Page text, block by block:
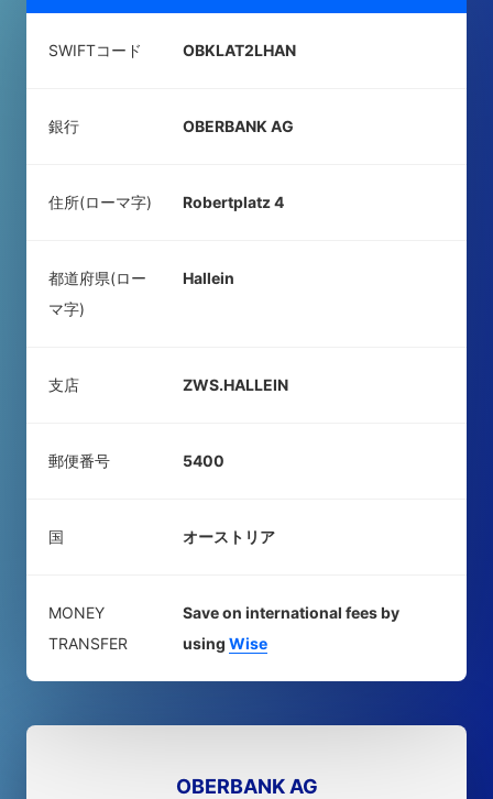
SWIFTコード OBKLAT2LHAN
銀行 OBERBANK AG
住所(ローマ字) Robertplatz 4
都道府県(ロー
マ字)
Hallein
支店 ZWS.HALLEIN
郵便番号 5400
国 オーストリア
MONEY
TRANSFER
Save on international fees by
using Wise
OBERBANK AG